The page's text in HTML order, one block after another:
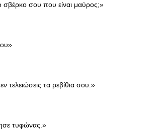
σβέρκο σου που είναι μαύρος;»
τελειώσεις τα ρεβίθια σου.»
τυφώνας.»